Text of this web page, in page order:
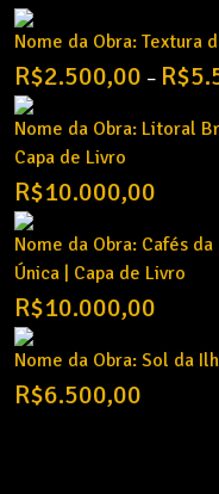
Nome da Obra: Textura
R$2.500,00 – R$
Nome da Obra: Litoral
Capa de Livro
R$10.000,00
Nome da Obra: Cafés
Única | Capa de Livro
R$10.000,00
Nome da Obra: Sol da
R$6.500,00